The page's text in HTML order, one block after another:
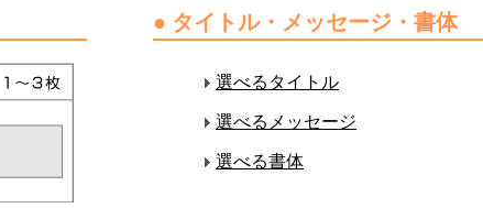
● タイトル・メッセージ・書体
選べるタイトル
選べるメッセージ
選べる書体